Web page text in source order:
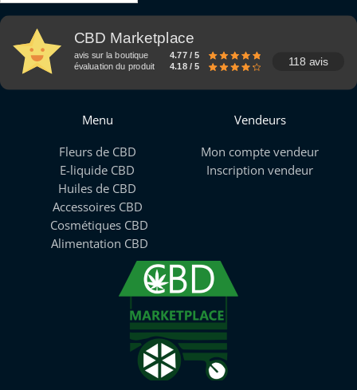
CBD Marketplace
avis sur la boutique
4.77 / 5
évaluation du produit
4.18 / 5 118 avis
Menu
Fleurs de CBD
E-liquide CBD
Huiles de CBD
Accessoires CBD
Cosmétiques CBD
Alimentation CBD
Vendeurs
Mon compte vendeur
Inscription vendeur